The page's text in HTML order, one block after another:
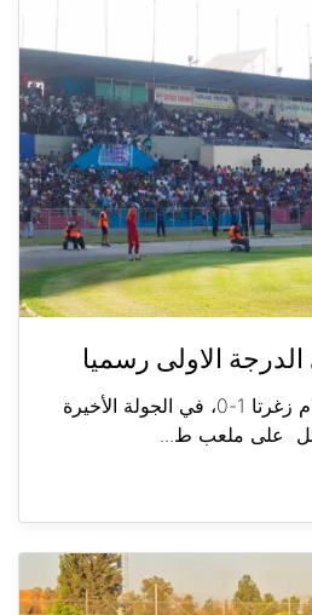
الاولى رسميا
فوز طرابلس على السلام زغرتا 1-0، في الجولة الأخيرة
على ملعب ط...